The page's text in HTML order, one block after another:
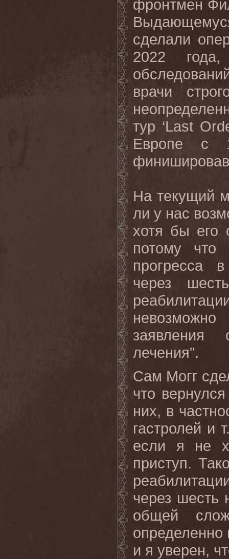
фронтмен
сделали
2022 года,
врачи
тур ‘Last
Европе с
На текущий
ли у нас
хотя бы его
потому что
прогресса
через
лечения".
Сам Могг
что
них, в
гастролей и
если я не
приступ.
через шесть
общей
определенно
и я уверен,